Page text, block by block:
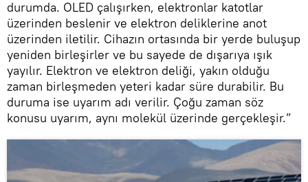
durumda. OLED çalışırken, elektronlar katotlar
üzerinden beslenir ve elektron deliklerine anot
üzerinden iletilir. Cihazın ortasında bir yerde buluşup
yeniden birleşirler ve bu sayede de dışarıya ışık
yayılır. Elektron ve elektron deliği, yakın olduğu
zaman birleşmeden yeteri kadar süre durabilir. Bu
duruma ise uyarım adı verilir. Çoğu zaman söz
konusu uyarım, aynı molekül üzerinde gerçekleşir.”